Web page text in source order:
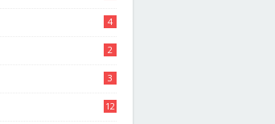
4
2
3
12